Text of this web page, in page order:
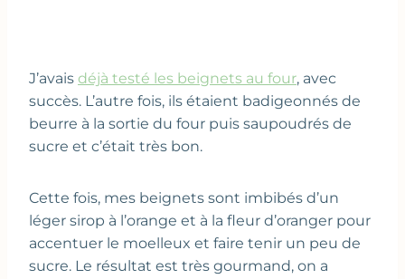
J’avais déjà testé les beignets au four, avec
succès. L’autre fois, ils étaient badigeonnés de
beurre à la sortie du four puis saupoudrés de
sucre et c’était très bon.
Cette fois, mes beignets sont imbibés d’un
léger sirop à l’orange et à la fleur d’oranger pour
accentuer le moelleux et faire tenir un peu de
sucre. Le résultat est très gourmand, on a